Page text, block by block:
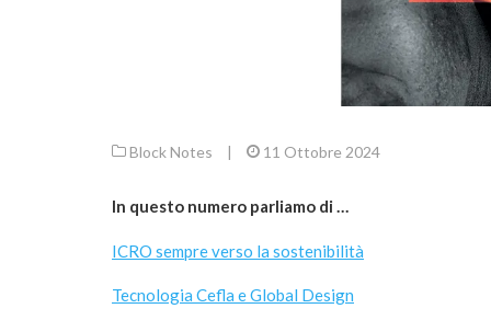
Block Notes | 11 Ottobre 2024
In questo numero parliamo di …
ICRO sempre verso la sostenibilità
Tecnologia Cefla e Global Design